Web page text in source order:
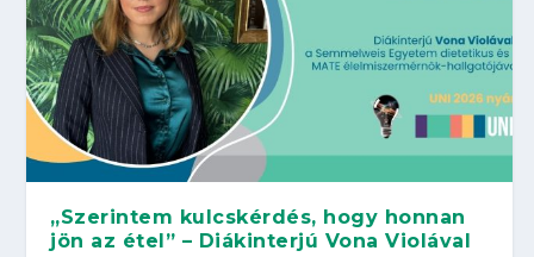
„Szerintem kulcskérdés, hogy honnan
jön az étel” – Diákinterjú Vona Violával